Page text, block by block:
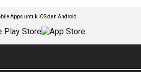
Apps untuk iOS dan Android